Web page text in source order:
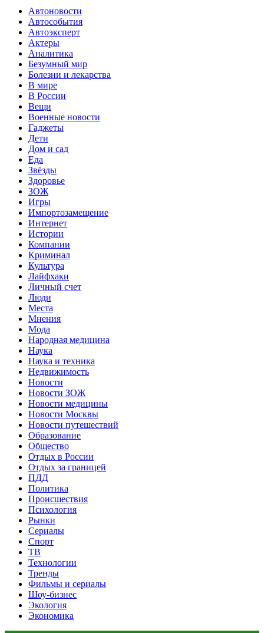
Автоновости
Автособытия
Автоэксперт
Актеры
Аналитика
Безумный мир
Болезни и лекарства
В мире
В России
Вещи
Военные новости
Гаджеты
Дети
Дом и сад
Еда
Звёзды
Здоровье
ЗОЖ
Игры
Импортозамещение
Интернет
Истории
Компании
Криминал
Культура
Лайфхаки
Личный счет
Люди
Места
Мнения
Мода
Народная медицина
Наука
Наука и техника
Недвижимость
Новости
Новости ЗОЖ
Новости медицины
Новости Москвы
Новости путешествий
Образование
Общество
Отдых в России
Отдых за границей
ПДД
Политика
Происшествия
Психология
Рынки
Сериалы
Спорт
ТВ
Технологии
Тренды
Фильмы и сериалы
Шоу-бизнес
Экология
Экономика